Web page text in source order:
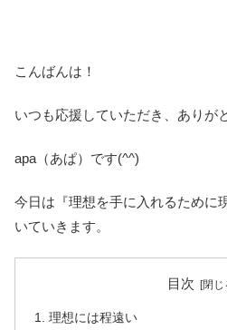
こんばんは！
いつも応援していただき、ありが
apa（あぱ）です(^^)
今日は『理想を手に入れるために
いていきます。
目次
理想には程遠い